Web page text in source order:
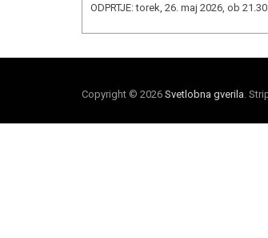
ODPRTJE: torek, 26. maj 2026, ob 21.30
Copyright © 2026 Svetlobna gverila .